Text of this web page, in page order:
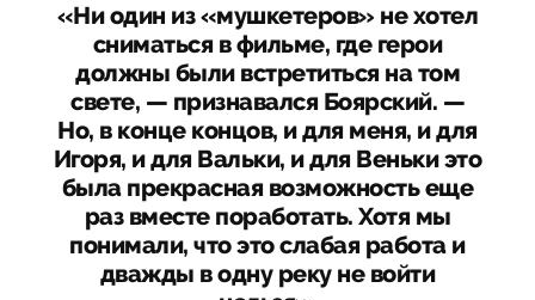
«Ни один из «мушкетеров» не хотел
сниматься в фильме, где герои
должны были встретиться на том
свете, — признавался Боярский. —
Но, в конце концов, и для меня, и для
Игоря, и для Вальки, и для Веньки это
была прекрасная возможность еще
раз вместе поработать. Хотя мы
понимали, что это слабая работа и
дважды в одну реку не войти